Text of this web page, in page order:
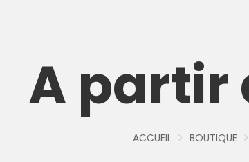
A partir
ACCUEIL BOUTIQUE